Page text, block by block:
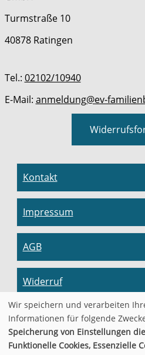
Turmstraße 10
40878 Ratingen
Tel.: 02102/10940
E-Mail: anmeldung@ev-
Kontakt
Impressum
AGB
Widerruf
Datenschutzerklärung
Wir speichern und verarbeiten
Informationen für folgende
Speicherung von Einstellungen
Funktionelle Cookies, Essenzielle